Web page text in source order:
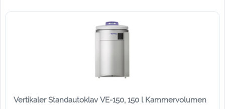
Vertikaler Standautoklav VE-150, 150 l Kammervolumen